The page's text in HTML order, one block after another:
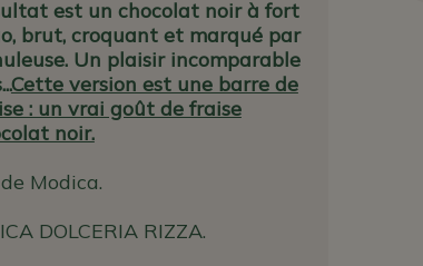
est un chocolat noirà fort
brut, croquant et marqué par
Un plaisir incomparable
Cette version est une barre de
: un vrai goût de fraise
noir.
Modica.
DOLCERIA RIZZA.